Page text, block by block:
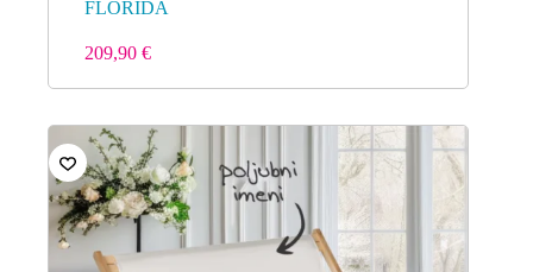
FLORIDA
209,90 €